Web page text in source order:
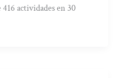
actividades en 30